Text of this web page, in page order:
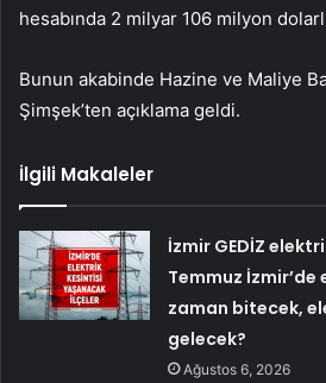
hesabında 2 milyar 106 milyon
Bunun akabinde Hazine ve Maliye
Şimşek’ten açıklama geldi.
İlgili Makaleler
İzmir GEDİZ
Temmuz
zaman bitecek,
gelecek?
Ağustos 6, 2026